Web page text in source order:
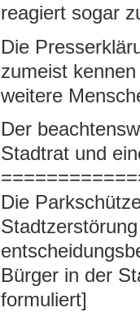
reagiert sogar
Die
zumeist
weitere
Der
Stadtrat und
Die
Bürger in der
formuliert]